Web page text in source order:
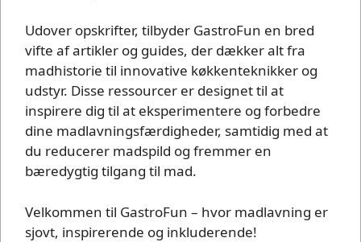
Udover opskrifter, tilbyder GastroFun en bred
vifte af artikler og guides, der dækker alt fra
madhistorie til innovative køkkenteknikker og
udstyr. Disse ressourcer er designet til at
inspirere dig til at eksperimentere og forbedre
dine madlavningsfærdigheder, samtidig med at
du reducerer madspild og fremmer en
bæredygtig tilgang til mad.
Velkommen til GastroFun – hvor madlavning er
sjovt, inspirerende og inkluderende!